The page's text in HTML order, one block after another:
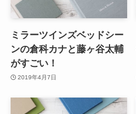
ミラーツインズベッドシー
ンの倉科カナと藤ヶ谷太輔
がすごい！
2019年4月7日